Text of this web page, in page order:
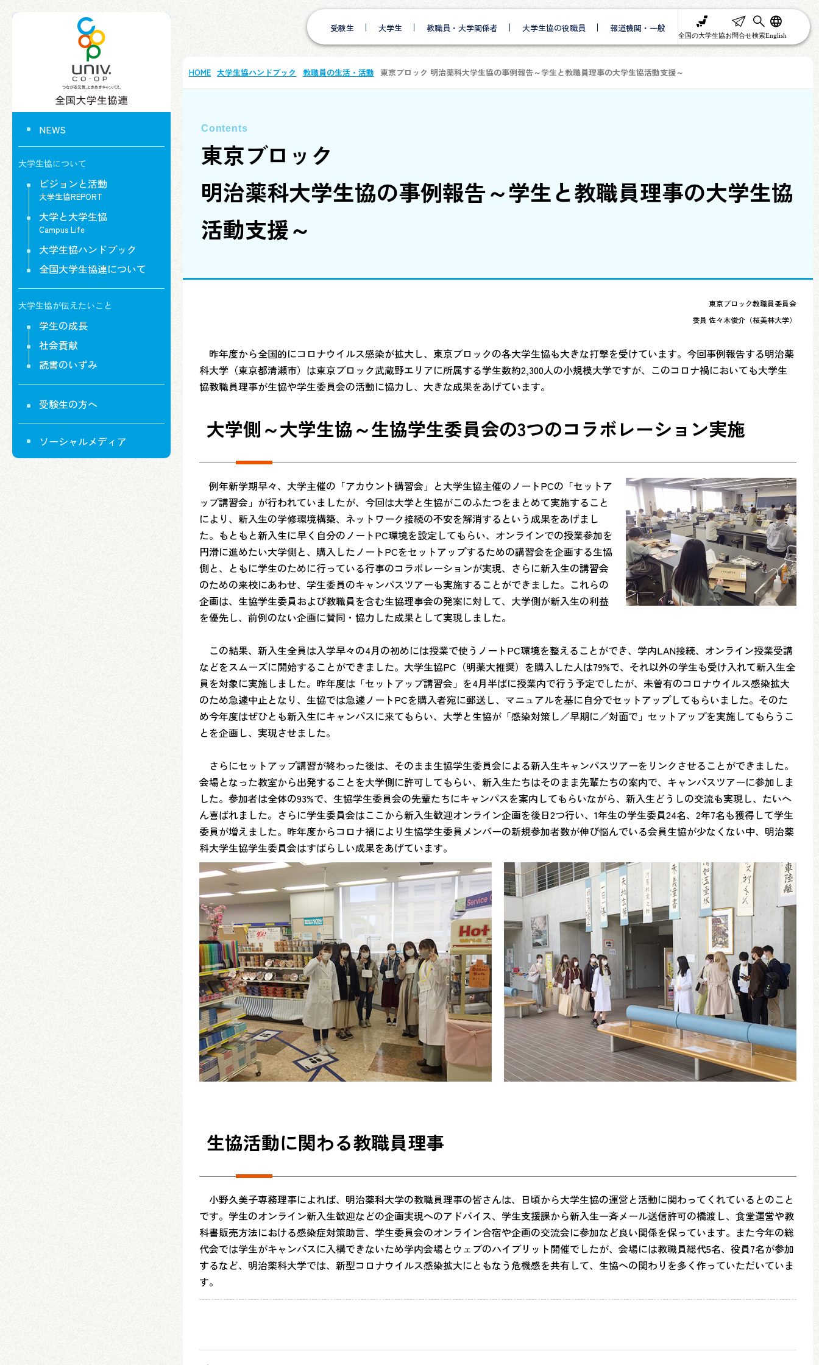
NEWS
大学生協について
ビジョンと活動
大学生協REPORT
大学と大学生協
Campus Life
大学生協ハンドブック
全国大学生協連について
大学生協が伝えたいこと
学生の成長
社会貢献
読書のいずみ
受験生の方へ
ソーシャルメディア
受験生 大学生 教職員・大学関係者 大学生協の役職員 報道機関・一般
全国の大学生協お問合せ検索English
HOME 大学生協ハンドブック 教職員の生活・活動 東京ブロック 明治薬科大学生協の事例報告～学生と教職員理事の大学生協活動支援～
東京ブロック
明治薬科大学生協の事例報告～学生と教職員理事の大学生協
活動支援～
東京ブロック教職員委員会
委員 佐々木俊介（桜美林大学）
昨年度から全国的にコロナウイルス感染が拡大し、東京ブロックの各大学生協も大きな打撃を受けています。今回事例報告する明治薬
科大学（東京都清瀬市）は東京ブロック武蔵野エリアに所属する学生数約2,300人の小規模大学ですが、このコロナ禍においても大学生
協教職員理事が生協や学生委員会の活動に協力し、大きな成果をあげています。
大学側～大学生協～生協学生委員会の3つのコラボレーション実施
例年新学期早々、大学主催の「アカウント講習会」と大学生協主催のノートPCの「セットア
ップ講習会」が行われていましたが、今回は大学と生協がこのふたつをまとめて実施すること
により、新入生の学修環境構築、ネットワーク接続の不安を解消するという成果をあげまし
た。もともと新入生に早く自分のノートPC環境を設定してもらい、オンラインでの授業参加を
円滑に進めたい大学側と、購入したノートPCをセットアップするための講習会を企画する生協
側と、ともに学生のために行っている行事のコラボレーションが実現、さらに新入生の講習会
のための来校にあわせ、学生委員のキャンパスツアーも実施することができました。これらの
企画は、生協学生委員および教職員を含む生協理事会の発案に対して、大学側が新入生の利益
を優先し、前例のない企画に賛同・協力した成果として実現しました。
この結果、新入生全員は入学早々の4月の初めには授業で使うノートPC環境を整えることができ、学内LAN接続、オンライン授業受講
などをスムーズに開始することができました。大学生協PC（明薬大推奨）を購入した人は79%で、それ以外の学生も受け入れて新入生全
員を対象に実施しました。昨年度は「セットアップ講習会」を4月半ばに授業内で行う予定でしたが、未曽有のコロナウイルス感染拡大
のため急遽中止となり、生協では急遽ノートPCを購入者宛に郵送し、マニュアルを基に自分でセットアップしてもらいました。そのた
め今年度はぜひとも新入生にキャンパスに来てもらい、大学と生協が「感染対策し／早期に／対面で」セットアップを実施してもらうこ
とを企画し、実現させました。
さらにセットアップ講習が終わった後は、そのまま生協学生委員会による新入生キャンパスツアーをリンクさせることができました。
会場となった教室から出発することを大学側に許可してもらい、新入生たちはそのまま先輩たちの案内で、キャンパスツアーに参加しま
した。参加者は全体の93%で、生協学生委員会の先輩たちにキャンパスを案内してもらいながら、新入生どうしの交流も実現し、たいへ
ん喜ばれました。さらに学生委員会はここから新入生歓迎オンライン企画を後日2つ行い、1年生の学生委員24名、2年7名も獲得して学生
委員が増えました。昨年度からコロナ禍により生協学生委員メンバーの新規参加者数が伸び悩んでいる会員生協が少なくない中、明治薬
科大学生協学生委員会はすばらしい成果をあげています。
生協活動に関わる教職員理事
小野久美子専務理事によれば、明治薬科大学の教職員理事の皆さんは、日頃から大学生協の運営と活動に関わってくれているとのこと
です。学生のオンライン新入生歓迎などの企画実現へのアドバイス、学生支援課から新入生一斉メール送信許可の橋渡し、食堂運営や教
科書販売方法における感染症対策助言、学生委員会のオンライン合宿や企画の交流会に参加など良い関係を保っています。また今年の総
代会では学生がキャンパスに入構できないため学内会場とウェブのハイブリット開催でしたが、会場には教職員総代5名、役員7名が参加
するなど、明治薬科大学では、新型コロナウイルス感染拡大にともなう危機感を共有して、生協への関わりを多く作っていただいていま
す。